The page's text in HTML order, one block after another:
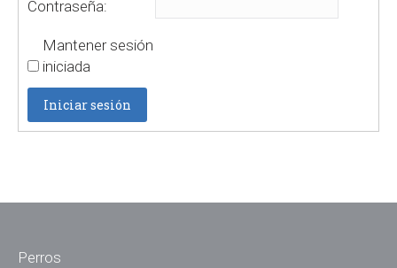
Contraseña:
Mantener sesión
iniciada
Iniciar sesión
Perros